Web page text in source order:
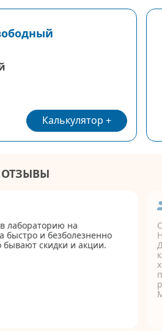
Калькулятор
ОТЗЫВЫ
лабораторию на
быстро и безболезненно
бывают скидки и акции.